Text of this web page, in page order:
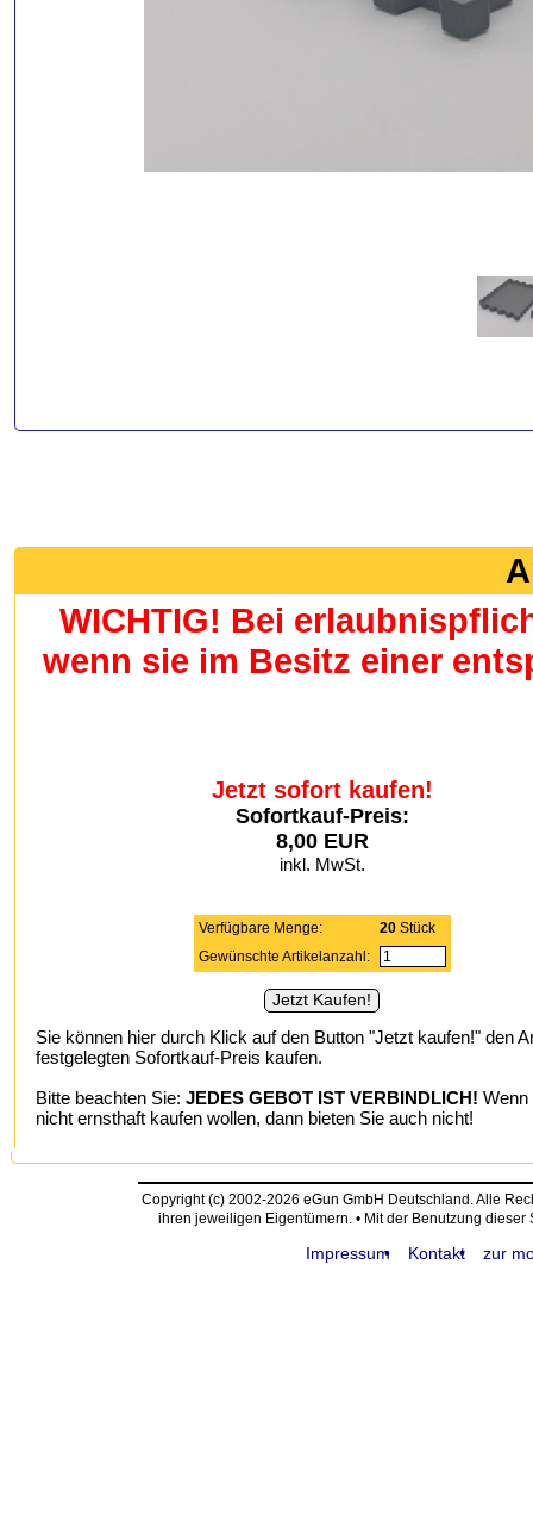
WICHTIG! Bei
wenn sie im Besitz einer
Jetzt sofort kaufen!
Sofortkauf-Preis:
8,00 EUR
inkl. MwSt.
Verfügbare Menge: 20Stück
Gewünschte Artikelanzahl:
Sie können hier durch Klick auf den Button "Jetzt kaufen!" den
festgelegten Sofortkauf-Preis kaufen.
Bitte beachten Sie: JEDES GEBOT IST VERBINDLICH! Wenn
nicht ernsthaft kaufen wollen, dann bieten Sie auch nicht!
Copyright (c) 2002-2026 eGun GmbH Deutschland. Alle
ihren jeweiligen Eigentümern. • Mit der Benutzung
Impressum Kontakt zur